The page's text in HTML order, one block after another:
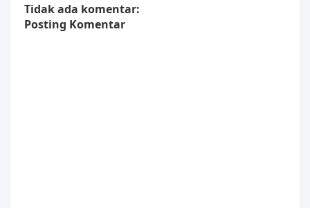
Tidak ada komentar:
Posting Komentar